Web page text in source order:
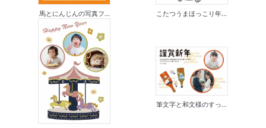
馬とにんじんの写真フ... こたつうまほっこり年...
筆文字と和文様のすっ...